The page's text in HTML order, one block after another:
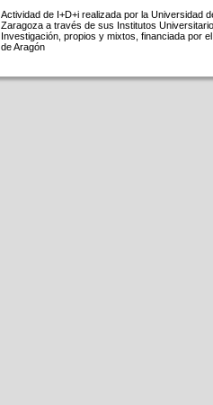
Actividad de I+D+i realizada por la Universidad
Zaragoza a través de sus Institutos
Investigación, propios y mixtos, financiada por
de Aragón